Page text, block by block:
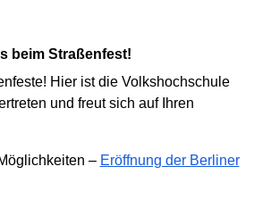
beim Straßenfest!
Hier ist die Volkshochschule
und freut sich auf Ihren
– Eröffnung der Berliner